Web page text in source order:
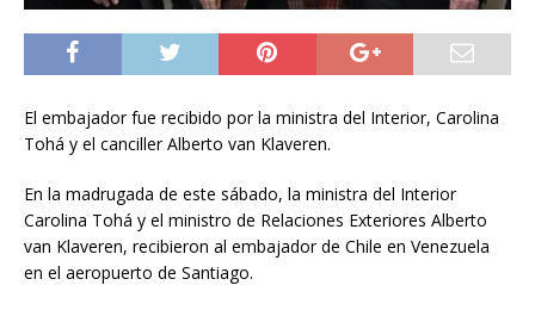
El embajador fue recibido por la ministra del Interior, Carolina
Tohá y el canciller Alberto van Klaveren.
En la madrugada de este sábado, la ministra del Interior
Carolina Tohá y el ministro de Relaciones Exteriores Alberto
van Klaveren, recibieron al embajador de Chile en Venezuela
en el aeropuerto de Santiago.